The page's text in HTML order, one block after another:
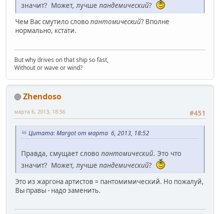
значит? Может, лучше пандемический?
Чем Вас смутило словопантомический? Вполне
нормально, кстати.
But why drives on that ship so fast,
Without or wave or wind?
Zhendoso
#451
марта 6, 2013, 18:56
Цитата: Margot от марта 6, 2013, 18:52
Правда, смущает слово пантомический. Это что
значит? Может, лучше пандемический?
Это из жаргона артистов = пантомимический. Но пожалуй,
Вы правы - надо заменить.